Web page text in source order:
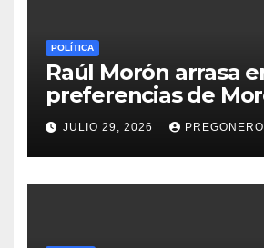
POLÍTICA
Raúl Morón arrasa
preferencias de
perfila hacia la
de Michoacán en
JULIO 29, 2026